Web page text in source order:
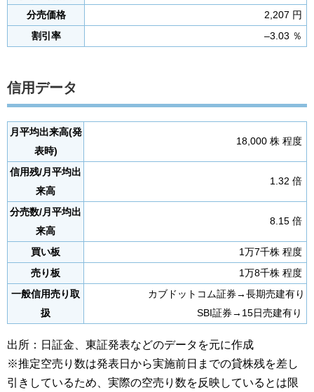
分売価格
2,207 円
割引率
–3.03 ％
信用データ
月平均出来高(発
表時)
18,000 株 程度
信用残/月平均出
来高
1.32 倍
分売数/月平均出
来高
8.15 倍
買い板
1万7千株 程度
売り板
1万8千株 程度
一般信用売り取
扱
カブドットコム証券→長期売建有り
SBI証券→15日売建有り
出所：日証金、東証発表などのデータを元に作成
※推定空売り数は発表日から実施前日までの貸株残を差し
引きしているため、実際の空売り数を反映しているとは限